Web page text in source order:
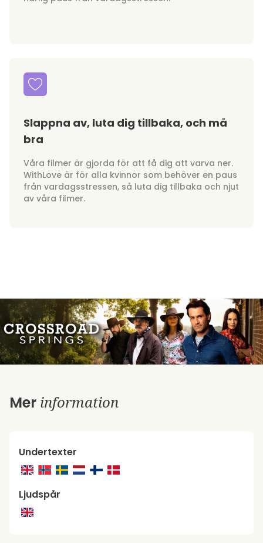
Slappna av, luta dig tillbaka, och må
bra
Våra filmer är gjorda för att få dig att varva ner.
WithLove är för alla kvinnor som behöver en paus
från vardagsstressen, så luta dig tillbaka och njut
av våra filmer.
Mer information
Undertexter
Ljudspår